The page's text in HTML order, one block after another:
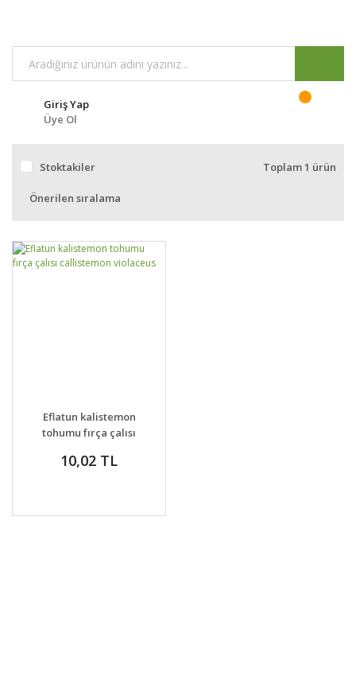
Giriş Yap
Üye Ol
Stoktakiler Toplam 1 ürün
Eflatun kalistemon
tohumu fırça çalısı
10,02 TL